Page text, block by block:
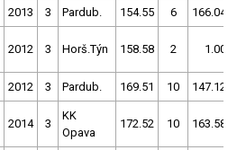
2013 3 Pardub. 154.55 6 166.04
2012 3 Horš.Týn 158.58 2 1.00
2012 3 Pardub. 169.51 10 147.12
2014 3
KK
Opava
172.52 10 163.58